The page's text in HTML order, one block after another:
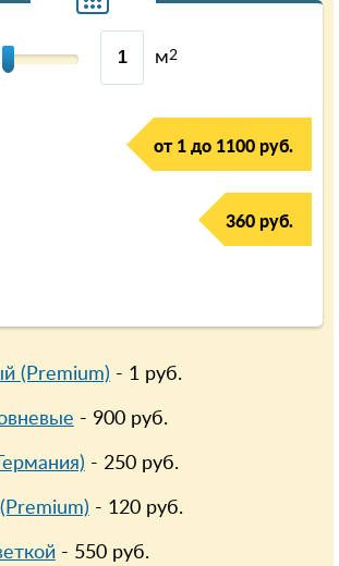
м2
от 1 до 1100 руб.
360 руб.
(Premium) - 1руб.
- 900руб.
- 250руб.
- 120руб.
- 550руб.